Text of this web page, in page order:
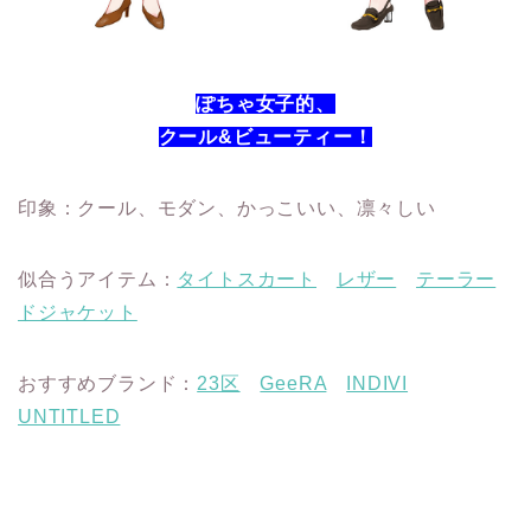
ぽちゃ女子的、
クール&ビューティー！
印象：クール、モダン、かっこいい、凛々しい
似合うアイテム： タイトスカート レザー
テーラー
ドジャケット
おすすめブランド： 23区 GeeRA
INDIVI
UNTITLED